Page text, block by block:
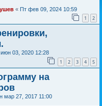
« Пт фев 09, 2024 10:59
1 2
03, 2020 12:28
1 2 3 4 5
на
мар 27, 2017 11:00